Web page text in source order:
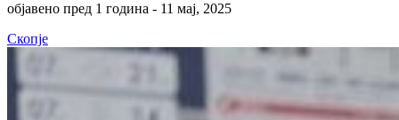
објавено пред 1 година - 11 мај, 2025
Скопје